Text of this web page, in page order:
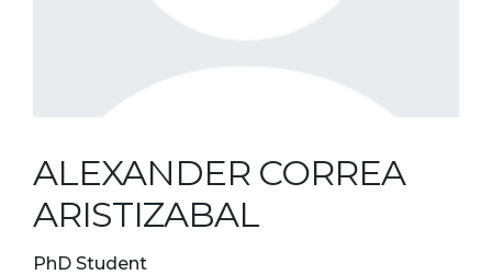
ALEXANDER CORREA
ARISTIZABAL
PhD Student